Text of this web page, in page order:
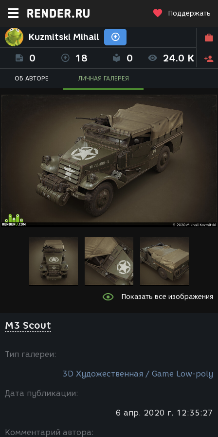
Поддержать
Kuzmitski Mihail
0 18 0 24.0 K
ОБ АВТОРЕ ЛИЧНАЯ ГАЛЕРЕЯ
Показать все изображения
M3 Scout
Тип галереи:
3D Художественная / Game Low-poly
Дата публикации:
6 апр. 2020 г. 12:35:27
Комментарий автора: